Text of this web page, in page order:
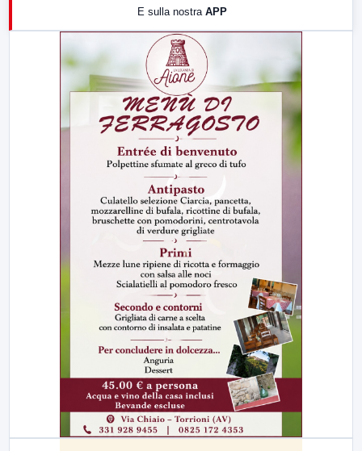
E sulla nostra APP